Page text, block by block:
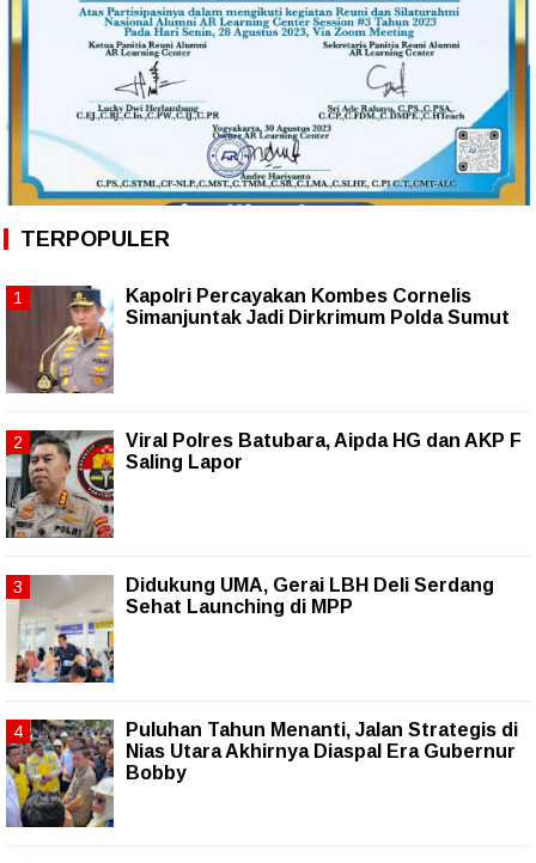
TERPOPULER
Kapolri Percayakan Kombes Cornelis
Simanjuntak Jadi Dirkrimum Polda Sumut
Viral Polres Batubara, Aipda HG dan AKP F
Saling Lapor
Didukung UMA, Gerai LBH Deli Serdang
Sehat Launching di MPP
Puluhan Tahun Menanti, Jalan Strategis di
Nias Utara Akhirnya Diaspal Era Gubernur
Bobby